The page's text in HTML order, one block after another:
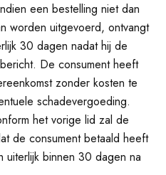
een bestelling niet dan
worden uitgevoerd, ontvangt
30 dagen nadat hij de
De consument heeft
zonder kosten te
schadevergoeding.
het vorige lid zal de
de consument betaald heeft
binnen 30 dagen na